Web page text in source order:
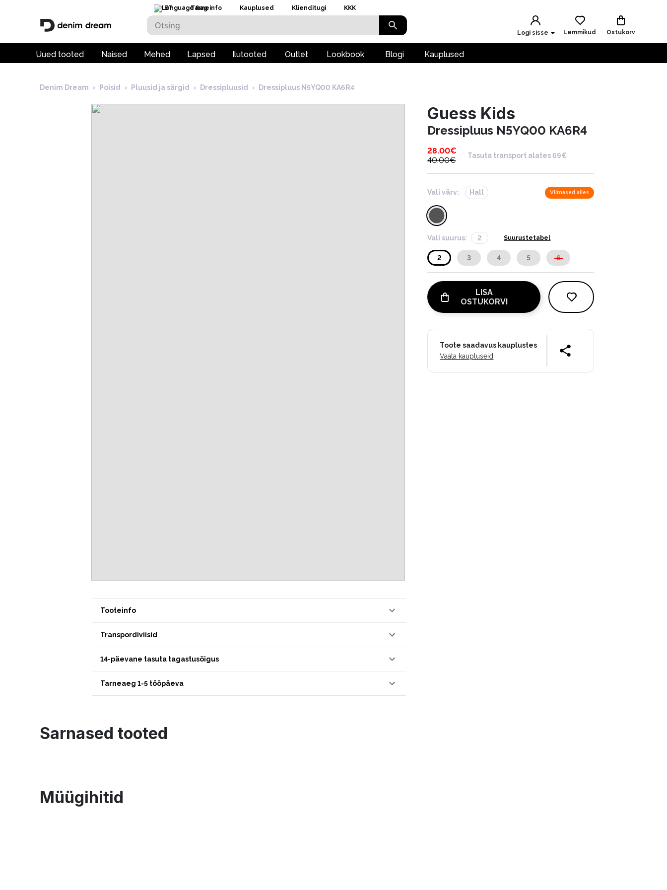
ET Tarneinfo Kauplused Klienditugi KKK
Logi sisse Lemmikud Ostukorv
Uued tooted Naised Mehed Lapsed Ilutooted Outlet Lookbook Blogi Kauplused
Denim Dream › Poisid › Pluusid ja särgid › Dressipluusid › Dressipluus N5YQ00 KA6R4
Tooteinfo
Transpordiviisid
14-päevane tasuta tagastusõigus
Tarneaeg 1-5 tööpäeva
Guess Kids
Dressipluus N5YQ00 KA6R4
28.00€
40.00€
Tasuta transport alates 69€
Vali värv: Hall Viimased alles
Vali suurus: 2 Suurustetabel
2 3 4 5 6
LISA
OSTUKORVI
Toote saadavus kauplustes
Vaata kaupluseid
Sarnased tooted
Müügihitid